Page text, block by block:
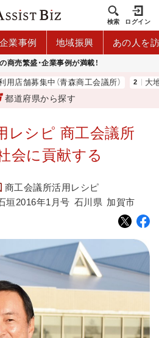
検索 ログイン
企業事例 地域振興 あの人を
商売繁盛・企業事例が満載！
募集中（青森商工会議所） 大地は
都道府県から探す
レシピ 商工会議所
会に貢献する
商工会議所活用レシピ
垣2016年1月号 石川県 加賀市